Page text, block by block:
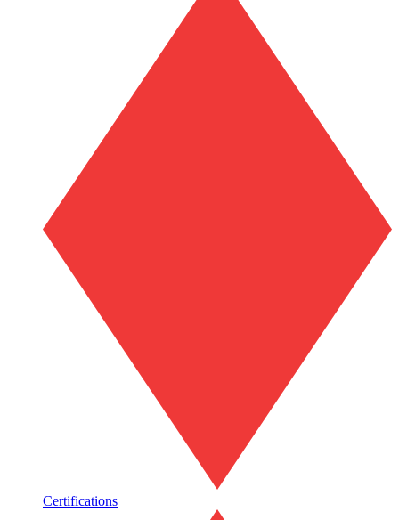
Certifications